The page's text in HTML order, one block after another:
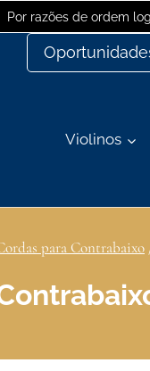
Por razões de ordem
Violinos
para Contrabaixo